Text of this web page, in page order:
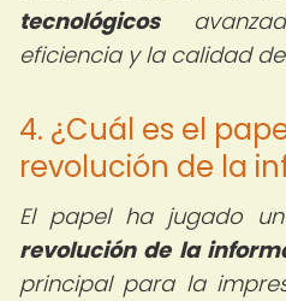
tecnológicos
eficiencia y la calidad
4. ¿Cuál es el
revolución de la
El papel ha jugado
revolución de la
principal para la